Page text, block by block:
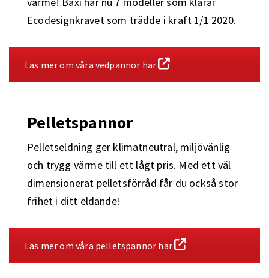
Ecodesignkravet som trädde i kraft 1/1 2020.
Läs mer om våra vedpannor här
Pelletspannor
Pelletseldning ger klimatneutral, miljövänlig
och trygg värme till ett lågt pris. Med ett väl
dimensionerat pelletsförråd får du också stor
frihet i ditt eldande!
Läs mer om våra pelletspannor här